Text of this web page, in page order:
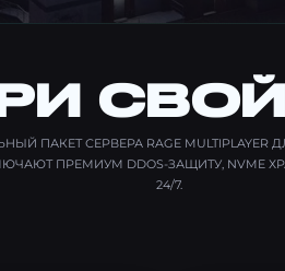
СВОЙ
ПАКЕТ СЕРВЕРА RAGE
ПРЕМИУМ DDOS-ЗАЩИТУ, NVME
24/7.